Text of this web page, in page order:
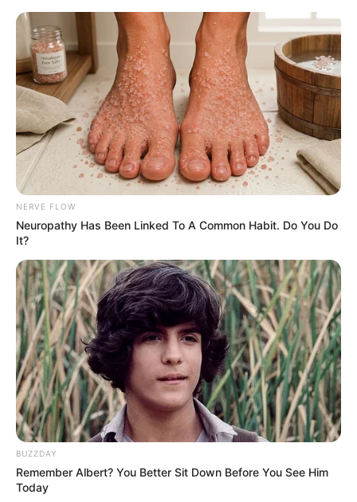
HOME
INSPIRASI
STYLE
FILM &
SERIES
NGAKAK
QUOTES
HYPE
MORE
NERVE FLOW
Neuropathy Has Been Linked To A Common Habit. Do You Do
It?
BUZZDAY
Remember Albert? You Better Sit Down Before You See Him
Today